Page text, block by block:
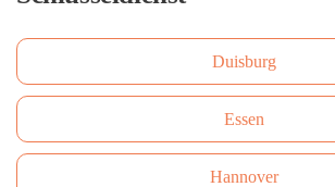
Duisburg
Essen
Hannover